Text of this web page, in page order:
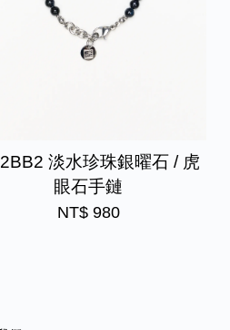
淡水珍珠銀曜石 / 虎
眼石手鏈
NT$ 980